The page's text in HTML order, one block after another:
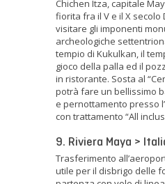
Chichen Itza, capitale
fiorita fra il V e il X secolo
visitare gli imponenti
archeologiche
tempio di Kukulkan, il
gioco della palla ed il
in ristorante. Sosta al
potrà fare un bellissimo
e pernottamento presso
con trattamento “All
9. Riviera Maya >
Trasferimento
utile per il disbrigo delle